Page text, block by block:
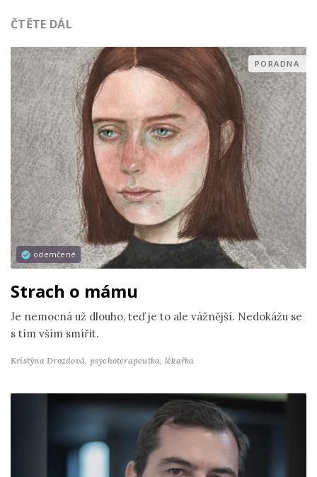
ČTĚTE DÁL
odemčené
PORADNA
Strach o mámu
Je nemocná už dlouho, teď je to ale vážnější. Nedokážu se
s tím vším smířit.
Kristýna Drozdová, psychoterapeutka, lékařka